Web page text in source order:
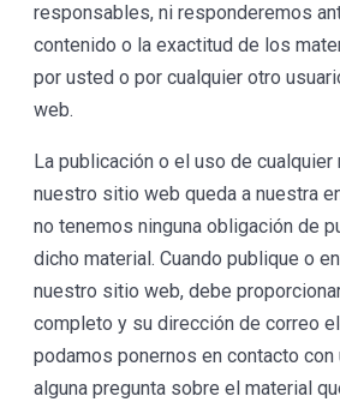
responsables, ni responderemos
contenido o la exactitud de los
por usted o por cualquier otro
web.
La publicación o el uso de
nuestro sitio web queda a nuestra
no tenemos ninguna obligación de
dicho material. Cuando publique o
nuestro sitio web, debe
completo y su dirección de correo
podamos ponernos en contacto
alguna pregunta sobre el material